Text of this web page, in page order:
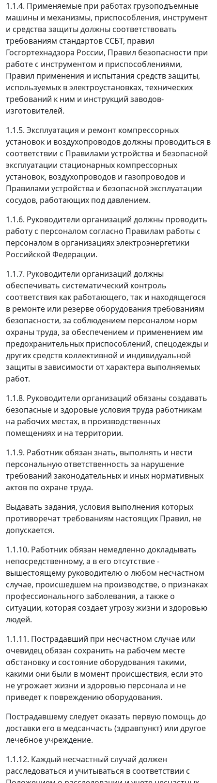
1.1.4. Применяемые при работах грузоподъемные
машины и механизмы, приспособления, инструмент
и средства защиты должны соответствовать
требованиям стандартов ССБТ, правил
Госгортехнадзора России, Правил безопасности при
работе с инструментом и приспособлениями,
Правил применения и испытания средств защиты,
используемых в электроустановках, технических
требований к ним и инструкций заводов-
изготовителей.
1.1.5. Эксплуатация и ремонт компрессорных
установок и воздухопроводов должны проводиться в
соответствии с Правилами устройства и безопасной
эксплуатации стационарных компрессорных
установок, воздухопроводов и газопроводов и
Правилами устройства и безопасной эксплуатации
сосудов, работающих под давлением.
1.1.6. Руководители организаций должны проводить
работу с персоналом согласно Правилам работы с
персоналом в организациях электроэнергетики
Российской Федерации.
1.1.7. Руководители организаций должны
обеспечивать систематический контроль
соответствия как работающего, так и находящегося
в ремонте или резерве оборудования требованиям
безопасности, за соблюдением персоналом норм
охраны труда, за обеспечением и применением им
предохранительных приспособлений, спецодежды и
других средств коллективной и индивидуальной
защиты в зависимости от характера выполняемых
работ.
1.1.8. Руководители организаций обязаны создавать
безопасные и здоровые условия труда работникам
на рабочих местах, в производственных
помещениях и на территории.
1.1.9. Работник обязан знать, выполнять и нести
персональную ответственность за нарушение
требований законодательных и иных нормативных
актов по охране труда.
Выдавать задания, условия выполнения которых
противоречат требованиям настоящих Правил, не
допускается.
1.1.10. Работник обязан немедленно докладывать
непосредственному, а в его отсутствие -
вышестоящему руководителю о любом несчастном
случае, происшедшем на производстве, о признаках
профессионального заболевания, а также о
ситуации, которая создает угрозу жизни и здоровью
людей.
1.1.11. Пострадавший при несчастном случае или
очевидец обязан сохранить на рабочем месте
обстановку и состояние оборудования такими,
какими они были в момент происшествия, если это
не угрожает жизни и здоровью персонала и не
приведет к повреждению оборудования.
Пострадавшему следует оказать первую помощь до
доставки его в медсанчасть (здравпункт) или другое
лечебное учреждение.
1.1.12. Каждый несчастный случай должен
расследоваться и учитываться в соответствии с